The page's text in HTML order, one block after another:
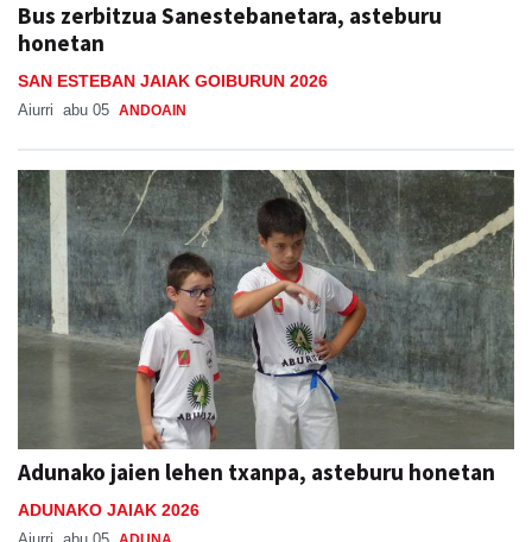
Bus zerbitzua Sanestebanetara, asteburu
honetan
SAN ESTEBAN JAIAK GOIBURUN 2026
Aiurri abu 05 ANDOAIN
Adunako jaien lehen txanpa, asteburu honetan
ADUNAKO JAIAK 2026